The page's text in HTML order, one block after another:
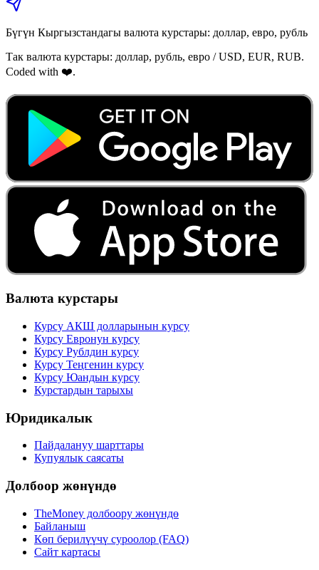
Бүгүн Кыргызстандагы валюта курстары: доллар, евро, рубль
Так валюта курстары: доллар, рубль, евро / USD, EUR, RUB.
Coded with ❤️.
Валюта курстары
Курсу АКШ долларынын курсу
Курсу Евронун курсу
Курсу Рублдин курсу
Курсу Теңгенин курсу
Курсу Юандын курсу
Курстардын тарыхы
Юридикалык
Пайдалануу шарттары
Купуялык саясаты
Долбоор жөнүндө
TheMoney долбоору жөнүндө
Байланыш
Көп берилүүчү суроолор (FAQ)
Сайт картасы